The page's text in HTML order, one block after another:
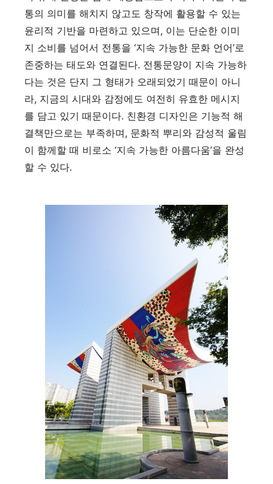
통의 의미를 해치지 않고도 창작에 활용할 수 있는
윤리적 기반을 마련하고 있으며, 이는 단순한 이미
지 소비를 넘어서 전통을 ‘지속 가능한 문화 언어’로
존중하는 태도와 연결된다. 전통문양이 지속 가능하
다는 것은 단지 그 형태가 오래되었기 때문이 아니
라, 지금의 시대와 감정에도 여전히 유효한 메시지
를 담고 있기 때문이다. 친환경 디자인은 기능적 해
결책만으로는 부족하며, 문화적 뿌리와 감성적 울림
이 함께할 때 비로소 ‘지속 가능한 아름다움’을 완성
할 수 있다.